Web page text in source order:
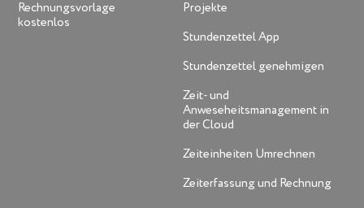
Rechnungsvorlage
kostenlos
Projekte
Stundenzettel App
Stundenzettel genehmigen
Zeit- und
Anweseheitsmanagement in
der Cloud
Zeiteinheiten Umrechnen
Zeiterfassung und Rechnung